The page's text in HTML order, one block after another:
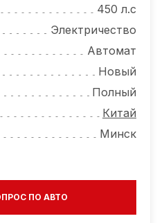
450 л.с
Электричество
Автомат
Новый
Полный
Китай
Минск
ПО АВТО